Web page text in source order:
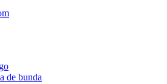
de bunda